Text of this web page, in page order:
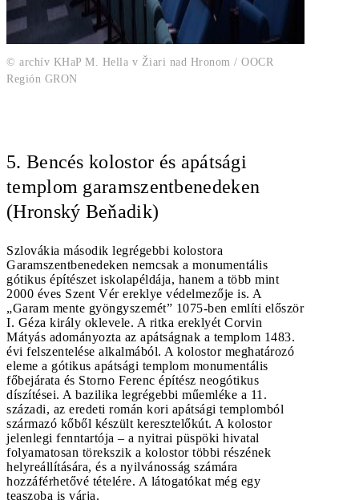
© archív KHaP M. Hella v Žiari nad Hronom / OOCR
Región GRON
5. Bencés kolostor és apátsági
templom garamszentbenedeken
(Hronský Beňadik)
Szlovákia második legrégebbi kolostora
Garamszentbenedeken nemcsak a monumentális
gótikus építészet iskolapéldája, hanem a több mint
2000 éves Szent Vér ereklye védelmezője is. A
„Garam mente gyöngyszemét” 1075-ben említi először
I. Géza király oklevele. A ritka ereklyét Corvin
Mátyás adományozta az apátságnak a templom 1483.
évi felszentelése alkalmából. A kolostor meghatározó
eleme a gótikus apátsági templom monumentális
főbejárata és Storno Ferenc építész neogótikus
díszítései. A bazilika legrégebbi műemléke a 11.
századi, az eredeti román kori apátsági templomból
származó kőből készült keresztelőkút. A kolostor
jelenlegi fenntartója – a nyitrai püspöki hivatal
folyamatosan törekszik a kolostor többi részének
helyreállítására, és a nyilvánosság számára
hozzáférhetővé tételére. A látogatókat még egy
teaszoba is várja.